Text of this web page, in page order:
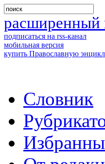
расширенный
подписаться на rss-канал
мобильная версия
купить Православную
Словник